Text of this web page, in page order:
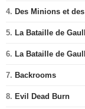
4. Des Minions et
5. La Bataille de
6. La Bataille de
7. Backrooms
8. Evil Dead Burn